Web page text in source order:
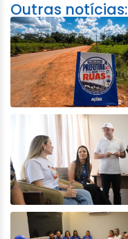
Outras notícias: